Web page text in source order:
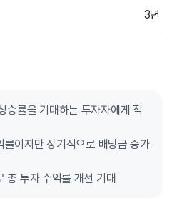
3년
승률을 기대하는 투자자에게 적
이지만 장기적으로 배당금 증가
총 투자 수익률 개선 기대